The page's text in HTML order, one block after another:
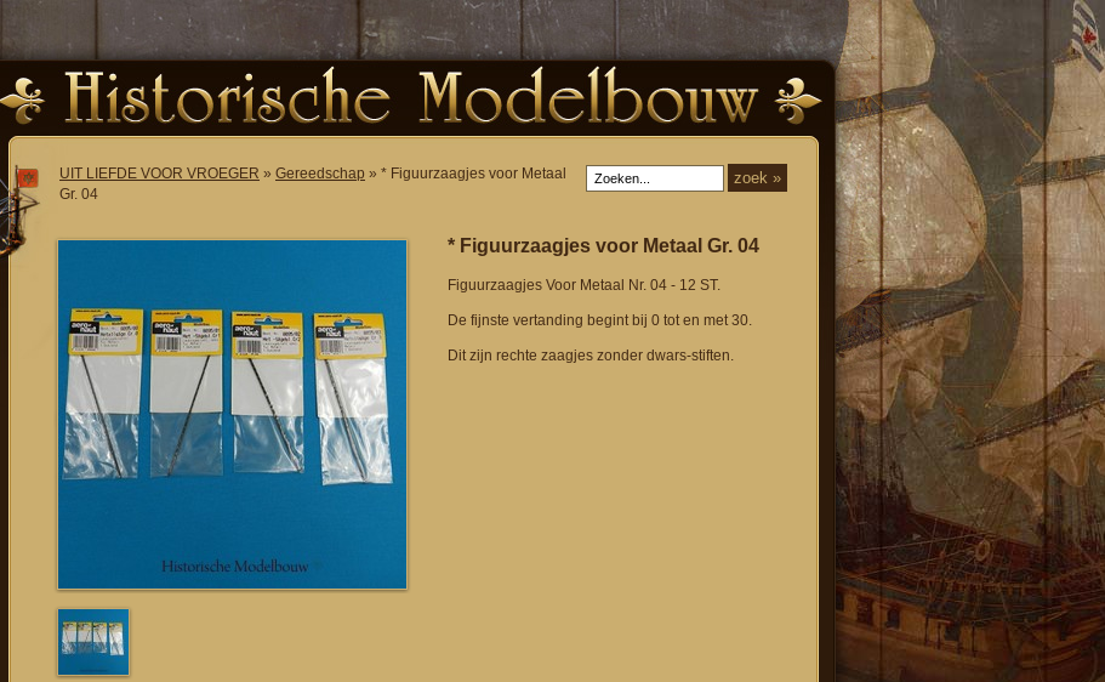
UIT LIEFDE VOOR VROEGER » Gereedschap » * Figuurzaagjes voor Metaal
Gr. 04
* Figuurzaagjes voor Metaal Gr. 04
Figuurzaagjes Voor Metaal Nr. 04 - 12 ST.
De fijnste vertanding begint bij 0 tot en met 30.
Dit zijn rechte zaagjes zonder dwars-stiften.